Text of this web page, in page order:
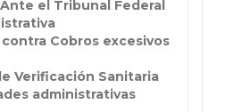
el Tribunal Federal
Cobros excesivos
Verificación Sanitaria
administrativas